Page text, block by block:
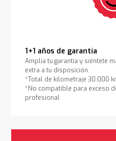
1+1 años de garantía
Amplía tu garantía y siéntete
extra a tu disposición.
*Total de kilometraje 30.000
*No compatible para exceso
profesional